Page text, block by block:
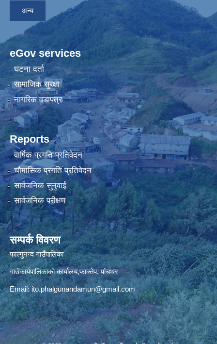
अन्य
eGov services
घटना दर्ता
सामाजिक सुरक्षा
नागरिक वडापत्र
Reports
वार्षिक प्रगति प्रतिवेदन
चौमासिक प्रगति प्रतिवेदन
सार्वजनिक सुनुवाई
सार्वजनिक परीक्षण
सम्पर्क विवरण
फाल्गुनन्द गाउँपालिका
गाउँकार्यपालिकाको कार्यालय,फाक्तेप, पांचथर
Email: ito.phalgunandamun@gmail.com